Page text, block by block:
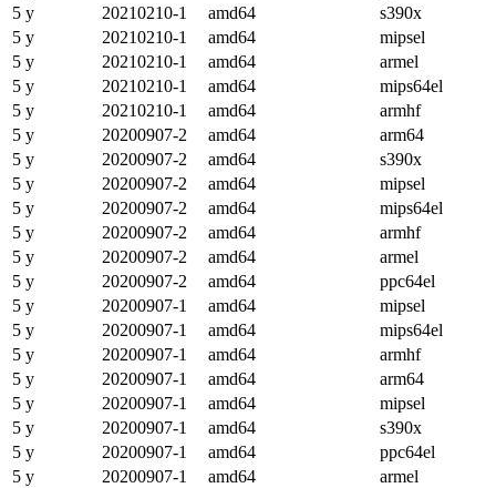
5 y
20210210-1 amd64
s390x
5 y
20210210-1 amd64
mipsel
5 y
20210210-1 amd64
armel
5 y
20210210-1 amd64
mips64el
5 y
20210210-1 amd64
armhf
5 y
20200907-2 amd64
arm64
5 y
20200907-2 amd64
s390x
5 y
20200907-2 amd64
mipsel
5 y
20200907-2 amd64
mips64el
5 y
20200907-2 amd64
armhf
5 y
20200907-2 amd64
armel
5 y
20200907-2 amd64
ppc64el
5 y
20200907-1 amd64
mipsel
5 y
20200907-1 amd64
mips64el
5 y
20200907-1 amd64
armhf
5 y
20200907-1 amd64
arm64
5 y
20200907-1 amd64
mipsel
5 y
20200907-1 amd64
s390x
5 y
20200907-1 amd64
ppc64el
5 y
20200907-1 amd64
armel